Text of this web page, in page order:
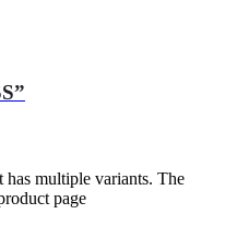
has multiple variants. The
page